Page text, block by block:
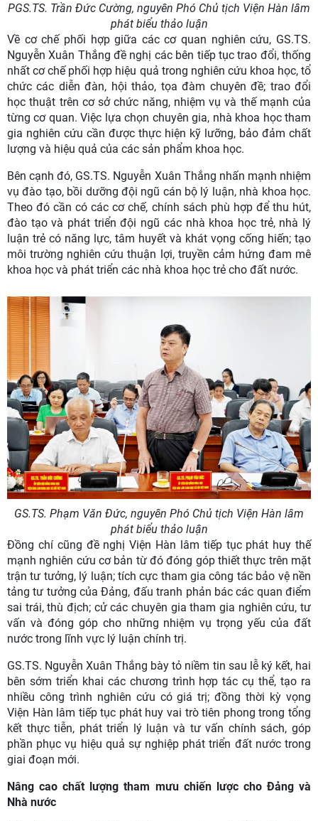
PGS.TS. Trần Đức Cường, nguyên Phó Chủ tịch Viện Hàn lâm
phát biểu thảo luận
Về cơ chế phối hợp giữa các cơ quan nghiên cứu, GS.TS.
Nguyễn Xuân Thắng đề nghị các bên tiếp tục trao đổi, thống
nhất cơ chế phối hợp hiệu quả trong nghiên cứu khoa học, tổ
chức các diễn đàn, hội thảo, tọa đàm chuyên đề; trao đổi
học thuật trên cơ sở chức năng, nhiệm vụ và thế mạnh của
từng cơ quan. Việc lựa chọn chuyên gia, nhà khoa học tham
gia nghiên cứu cần được thực hiện kỹ lưỡng, bảo đảm chất
lượng và hiệu quả của các sản phẩm khoa học.
Bên cạnh đó, GS.TS. Nguyễn Xuân Thắng nhấn mạnh nhiệm
vụ đào tạo, bồi dưỡng đội ngũ cán bộ lý luận, nhà khoa học.
Theo đó cần có các cơ chế, chính sách phù hợp để thu hút,
đào tạo và phát triển đội ngũ các nhà khoa học trẻ, nhà lý
luận trẻ có năng lực, tâm huyết và khát vọng cống hiến; tạo
môi trường nghiên cứu thuận lợi, truyền cảm hứng đam mê
khoa học và phát triển các nhà khoa học trẻ cho đất nước.
GS.TS. Phạm Văn Đức, nguyên Phó Chủ tịch Viện Hàn lâm
phát biểu thảo luận
Đồng chí cũng đề nghị Viện Hàn lâm tiếp tục phát huy thế
mạnh nghiên cứu cơ bản từ đó đóng góp thiết thực trên mặt
trận tư tưởng, lý luận; tích cực tham gia công tác bảo vệ nền
tảng tư tưởng của Đảng, đấu tranh phản bác các quan điểm
sai trái, thù địch; cử các chuyên gia tham gia nghiên cứu, tư
vấn và đóng góp cho những nhiệm vụ trọng yếu của đất
nước trong lĩnh vực lý luận chính trị.
GS.TS. Nguyễn Xuân Thắng bày tỏ niềm tin sau lễ ký kết, hai
bên sớm triển khai các chương trình hợp tác cụ thể, tạo ra
nhiều công trình nghiên cứu có giá trị; đồng thời kỳ vọng
Viện Hàn lâm tiếp tục phát huy vai trò tiên phong trong tổng
kết thực tiễn, phát triển lý luận và tư vấn chính sách, góp
phần phục vụ hiệu quả sự nghiệp phát triển đất nước trong
giai đoạn mới.
Nâng cao chất lượng tham mưu chiến lược cho Đảng và
Nhà nước